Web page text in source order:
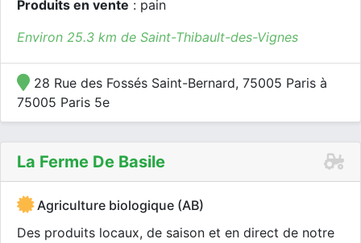
Produits en vente : pain
Environ 25.3 km de Saint-Thibault-des-Vignes
28 Rue des Fossés Saint-Bernard, 75005 Paris à
75005 Paris 5e
La Ferme De Basile
Agriculture biologique (AB)
Des produits locaux, de saison et en direct de notre